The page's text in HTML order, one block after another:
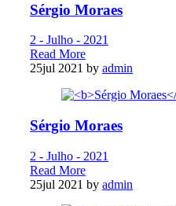
Sérgio Moraes
2 - Julho - 2021
Read More
25jul 2021 by admin
Sérgio Moraes
2 - Julho - 2021
Read More
25jul 2021 by admin